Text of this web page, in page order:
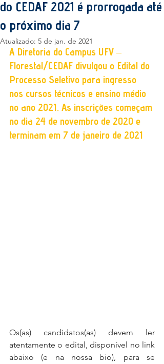
do CEDAF 2021 é prorrogada até
o próximo dia 7
Atualizado: 5 de jan. de 2021
A Diretoria do Campus UFV –
Florestal/CEDAF divulgou o Edital do
Processo Seletivo para ingresso
nos cursos técnicos e ensino médio
no ano 2021. As inscrições começam
no dia 24 de novembro de 2020 e
terminam em 7 de janeiro de 2021
Os(as) candidatos(as) devem ler
atentamente o edital, disponível no link
abaixo (e na nossa bio), para se